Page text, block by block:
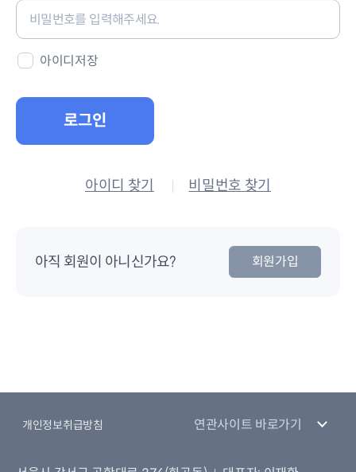
아이디저장
로그인
아이디 찾기 비밀번호 찾기
아직 회원이 아니신가요? 회원가입
개인정보취급방침 연관사이트 바로가기